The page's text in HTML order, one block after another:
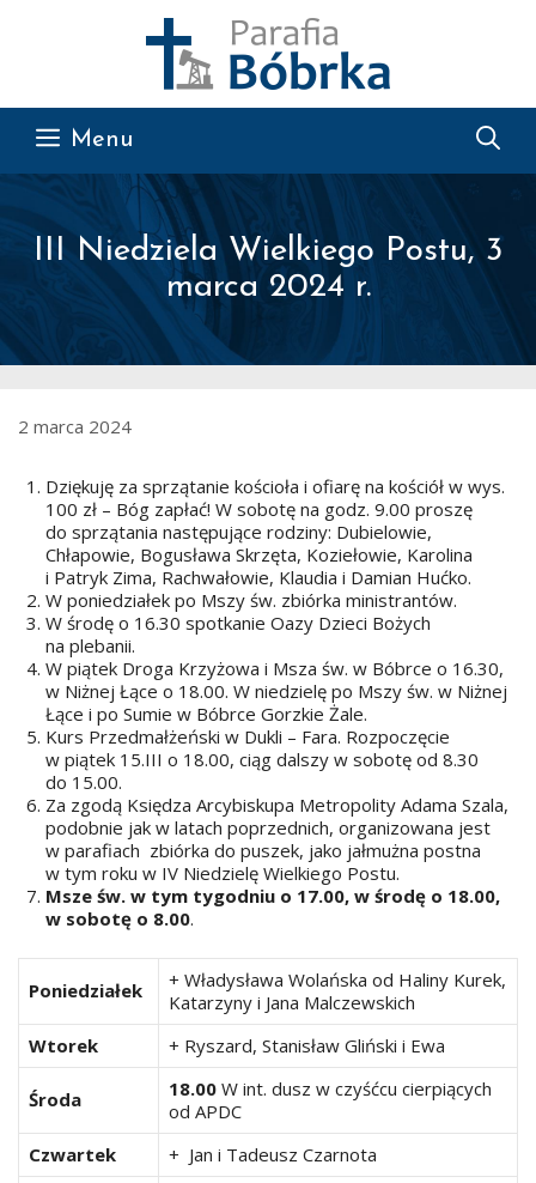
Menu
III Niedziela Wielkiego Postu, 3
marca 2024 r.
2 marca 2024
Dziękuję za sprzątanie kościoła i ofiarę na kościół w wys.
100 zł – Bóg zapłać! W sobotę na godz. 9.00 proszę
do sprzątania następujące rodziny: Dubielowie,
Chłapowie, Bogusława Skrzęta, Koziełowie, Karolina
i Patryk Zima, Rachwałowie, Klaudia i Damian Hućko.
W poniedziałek po Mszy św. zbiórka ministrantów.
W środę o 16.30 spotkanie Oazy Dzieci Bożych
na plebanii.
W piątek Droga Krzyżowa i Msza św. w Bóbrce o 16.30,
w Niżnej Łące o 18.00. W niedzielę po Mszy św. w Niżnej
Łące i po Sumie w Bóbrce Gorzkie Żale.
Kurs Przedmałżeński w Dukli – Fara. Rozpoczęcie
w piątek 15.III o 18.00, ciąg dalszy w sobotę od 8.30
do 15.00.
Za zgodą Księdza Arcybiskupa Metropolity Adama Szala,
podobnie jak w latach poprzednich, organizowana jest
w parafiach zbiórka do puszek, jako jałmużna postna
w tym roku w IV Niedzielę Wielkiego Postu.
Msze św. w tym tygodniu o 17.00, w środę o 18.00,
w sobotę o 8.00.
Poniedziałek
+ Władysława Wolańska od Haliny Kurek,
Katarzyny i Jana Malczewskich
Wtorek
+ Ryszard, Stanisław Gliński i Ewa
Środa 18.00 W int. dusz w czyśćcu cierpiących
od APDC
Czwartek
+ Jan i Tadeusz Czarnota